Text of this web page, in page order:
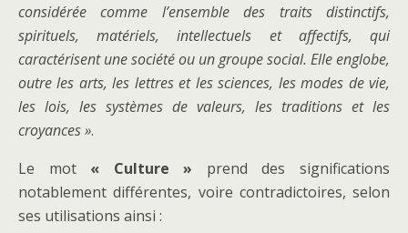
considérée comme l’ensemble des traits distinctifs,
spirituels, matériels, intellectuels et affectifs, qui
caractérisent une société ou un groupe social. Elle englobe,
outre les arts, les lettres et les sciences, les modes de vie,
les lois, les systèmes de valeurs, les traditions et les
croyances ».
Le mot « Culture » prend des significations
notablement différentes, voire contradictoires, selon
ses utilisations ainsi :